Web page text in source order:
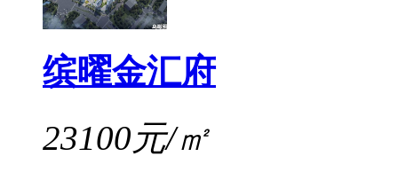
缤曜金汇府
23100元/㎡